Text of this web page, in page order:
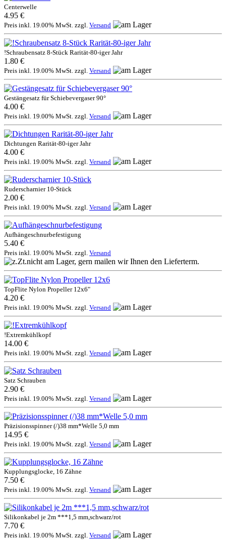
Centerwelle
4.95 €
Preis inkl. 19.00% MwSt. zzgl. Versand
!Schraubensatz 8-Stück Rarität-80-iger Jahr
1.80 €
Preis inkl. 19.00% MwSt. zzgl. Versand
Gestängesatz für Schiebevergaser 90°
4.00 €
Preis inkl. 19.00% MwSt. zzgl. Versand
Dichtungen Rarität-80-iger Jahr
4.00 €
Preis inkl. 19.00% MwSt. zzgl. Versand
Ruderscharnier 10-Stück
2.00 €
Preis inkl. 19.00% MwSt. zzgl. Versand
Aufhängeschnurbefestigung
5.40 €
Preis inkl. 19.00% MwSt. zzgl. Versand
TopFlite Nylon Propeller 12x6"
4.20 €
Preis inkl. 19.00% MwSt. zzgl. Versand
!Extremkühlkopf
14.00 €
Preis inkl. 19.00% MwSt. zzgl. Versand
Satz Schrauben
2.90 €
Preis inkl. 19.00% MwSt. zzgl. Versand
Präzisionsspinner (/)38 mm*Welle 5,0 mm
14.95 €
Preis inkl. 19.00% MwSt. zzgl. Versand
Kupplungsglocke, 16 Zähne
7.50 €
Preis inkl. 19.00% MwSt. zzgl. Versand
Silikonkabel je 2m ***1,5 mm,schwarz/rot
7.70 €
Preis inkl. 19.00% MwSt. zzgl. Versand